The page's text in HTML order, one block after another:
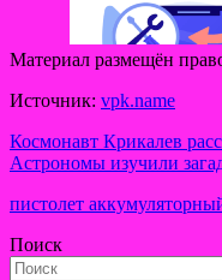
Материал размещён
Источник: vpk.name
Навигация
по
записям
Космонавт Крикалев
Астрономы изучили
пистолет
Поиск